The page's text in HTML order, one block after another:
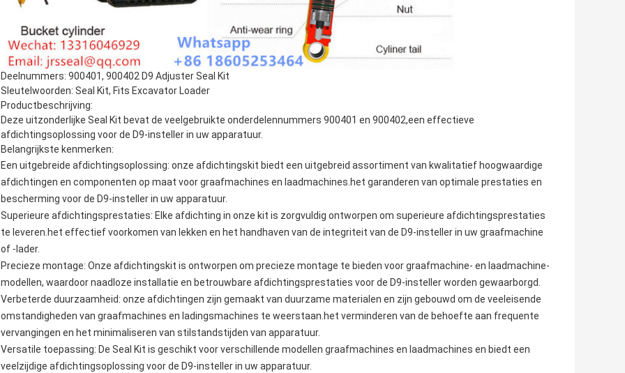
Deelnummers: 900401, 900402 D9 Adjuster Seal Kit
Sleutelwoorden: Seal Kit, Fits Excavator Loader
Productbeschrijving:
Deze uitzonderlijke Seal Kit bevat de veelgebruikte onderdelennummers 900401 en 900402,een effectieve
afdichtingsoplossing voor de D9-insteller in uw apparatuur.
Belangrijkste kenmerken:
Een uitgebreide afdichtingsoplossing: onze afdichtingskit biedt een uitgebreid assortiment van kwalitatief hoogwaardige
afdichtingen en componenten op maat voor graafmachines en laadmachines.het garanderen van optimale prestaties en
bescherming voor de D9-insteller in uw apparatuur.
Superieure afdichtingsprestaties: Elke afdichting in onze kit is zorgvuldig ontworpen om superieure afdichtingsprestaties
te leveren.het effectief voorkomen van lekken en het handhaven van de integriteit van de D9-insteller in uw graafmachine
of -lader.
Precieze montage: Onze afdichtingskit is ontworpen om precieze montage te bieden voor graafmachine- en laadmachine-
modellen, waardoor naadloze installatie en betrouwbare afdichtingsprestaties voor de D9-insteller worden gewaarborgd.
Verbeterde duurzaamheid: onze afdichtingen zijn gemaakt van duurzame materialen en zijn gebouwd om de veeleisende
omstandigheden van graafmachines en ladingsmachines te weerstaan.het verminderen van de behoefte aan frequente
vervangingen en het minimaliseren van stilstandstijden van apparatuur.
Versatile toepassing: De Seal Kit is geschikt voor verschillende modellen graafmachines en laadmachines en biedt een
veelzijdige afdichtingsoplossing voor de D9-insteller in uw apparatuur.